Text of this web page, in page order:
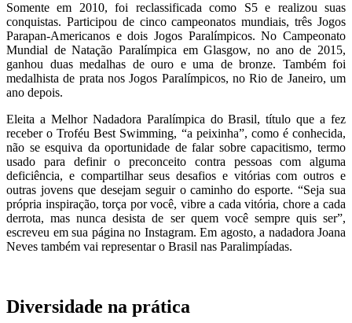
Somente em 2010, foi reclassificada como S5 e realizou suas
conquistas. Participou de cinco campeonatos mundiais, três Jogos
Parapan-Americanos e dois Jogos Paralímpicos. No Campeonato
Mundial de Natação Paralímpica em Glasgow, no ano de 2015,
ganhou duas medalhas de ouro e uma de bronze. Também foi
medalhista de prata nos Jogos Paralímpicos, no Rio de Janeiro, um
ano depois.
Eleita a Melhor Nadadora Paralímpica do Brasil, título que a fez
receber o Troféu Best Swimming, “a peixinha”, como é conhecida,
não se esquiva da oportunidade de falar sobre capacitismo, termo
usado para definir o preconceito contra pessoas com alguma
deficiência, e compartilhar seus desafios e vitórias com outros e
outras jovens que desejam seguir o caminho do esporte. “Seja sua
própria inspiração, torça por você, vibre a cada vitória, chore a cada
derrota, mas nunca desista de ser quem você sempre quis ser”,
escreveu em sua página no Instagram. Em agosto, a nadadora Joana
Neves também vai representar o Brasil nas Paralimpíadas.
Diversidade na prática